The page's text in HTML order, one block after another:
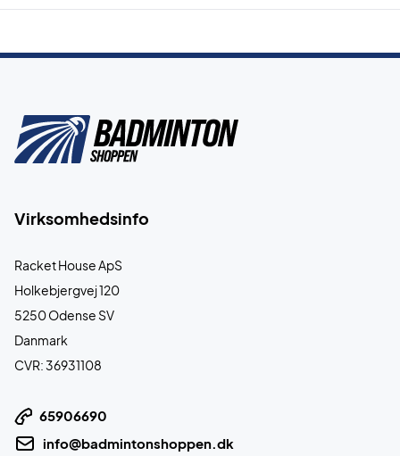
Virksomhedsinfo
Racket House ApS
Holkebjergvej 120
5250 Odense SV
Danmark
CVR: 36931108
65906690
info@badmintonshoppen.dk